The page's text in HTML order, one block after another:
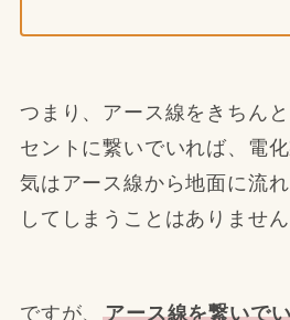
つまり、アース線をきちん
セントに繋いでいれば、電
気はアース線から地面に流
してしまうことはありません
ですが、アース線を繋いで